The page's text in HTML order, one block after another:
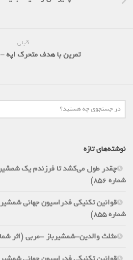
قبلی
تمرین با هدف متحرک اپه –
نوشته‌های تازه
چقدر طول می‌کشد تا فرزندم یک
شماره 856)
شماره 855)
مثلث والدین-شمشیرباز -مربی (اثر شماره